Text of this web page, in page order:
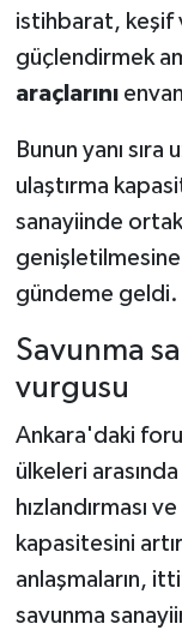
istihbarat, keşif
güçlendirmek
araçlarını
Bunun yanı
ulaştırma
sanayiinde
gündeme geldi.
Savunma
vurgusu
Ankara'daki
ülkeleri
hızlandırması
kapasitesini
anlaşmaların,
savunma